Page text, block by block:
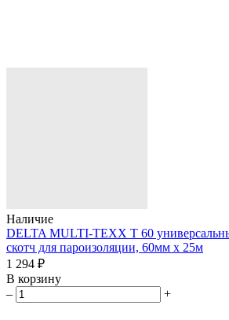
Наличие
DELTA MULTI-TEXX T 60
скотч для пароизоляции, 60мм х 25м
1 294 ₽
В корзину
–
+